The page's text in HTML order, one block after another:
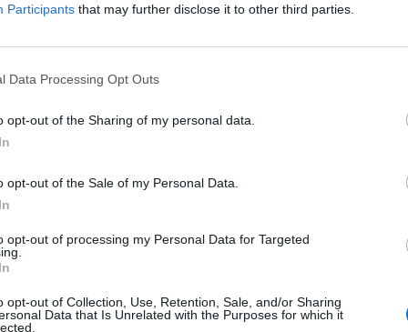
Participants that may further disclose it to other third parties.
Data Processing Opt Outs
opt-out of the Sharing of my personal data.
opt-out of the Sale of my Personal Data.
opt-out of processing my Personal Data for Targeted
opt-out of Collection, Use, Retention, Sale, and/or Sharing
Data that Is Unrelated with the Purposes for which it
hosszú távú bérleti szerződései biztosítják. Az
rendszereket és digitális felügyeleti szoftvereket.
és áramellátási infrastruktúra új generációs digitális
követően a Lake Mariner létesítmény várhatóan akár
lesz kiszolgálni. A Buffalo közelében, Barkerben (New York
a Motivair iparágvezető folyadékhűtési megoldásait...
portfolio.hu hírarchívumához tartozik, melynek olvasása